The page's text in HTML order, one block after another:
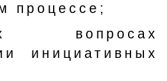
процессе;
вопросах
инициативных